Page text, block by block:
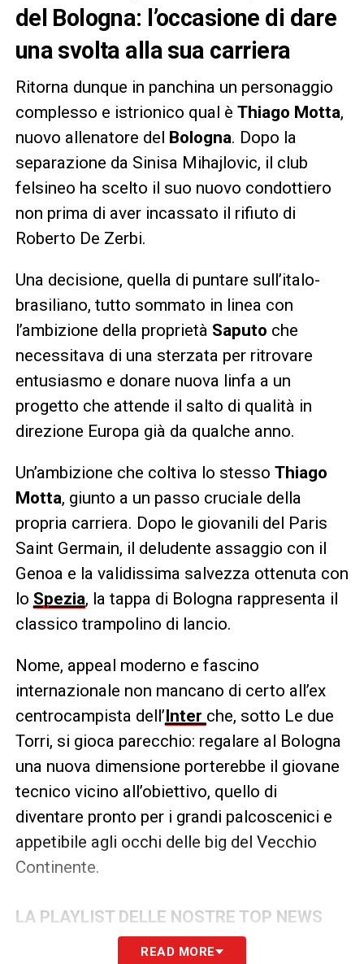
del Bologna: l’occasione di dare
una svolta alla sua carriera
Ritorna dunque in panchina un personaggio
complesso e istrionico qual è Thiago Motta,
nuovo allenatore del Bologna. Dopo la
separazione da Sinisa Mihajlovic, il club
felsineo ha scelto il suo nuovo condottiero
non prima di aver incassato il rifiuto di
Roberto De Zerbi.
Una decisione, quella di puntare sull’italo-
brasiliano, tutto sommato in linea con
l’ambizione della proprietà Saputo che
necessitava di una sterzata per ritrovare
entusiasmo e donare nuova linfa a un
progetto che attende il salto di qualità in
direzione Europa già da qualche anno.
Un’ambizione che coltiva lo stesso Thiago
Motta, giunto a un passo cruciale della
propria carriera. Dopo le giovanili del Paris
Saint Germain, il deludente assaggio con il
Genoa e la validissima salvezza ottenuta con
lo Spezia, la tappa di Bologna rappresenta il
classico trampolino di lancio.
Nome, appeal moderno e fascino
internazionale non mancano di certo all’ex
centrocampista dell’Inter che, sotto Le due
Torri, si gioca parecchio: regalare al Bologna
una nuova dimensione porterebbe il giovane
tecnico vicino all’obiettivo, quello di
diventare pronto per i grandi palcoscenici e
appetibile agli occhi delle big del Vecchio
Continente.
LA PLAYLIST DELLE NOSTRE TOP NEWS
READ MORE